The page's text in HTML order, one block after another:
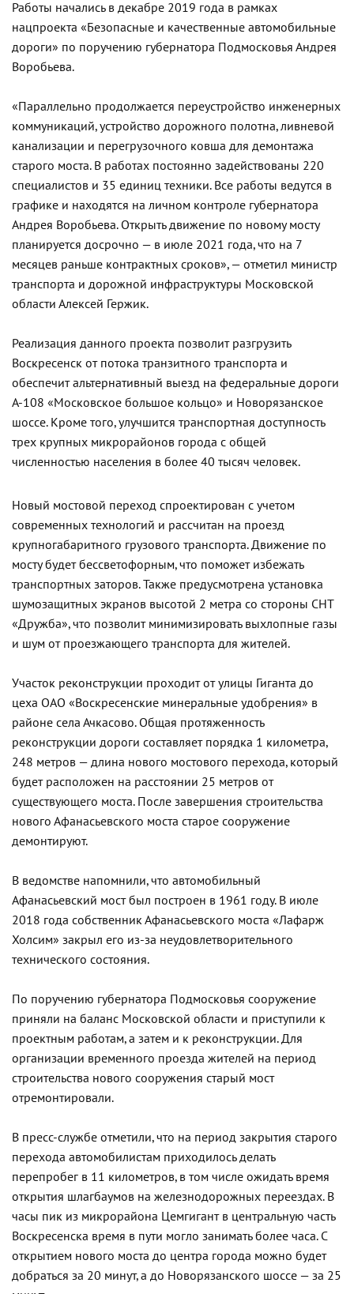
Работы начались в декабре 2019 года в рамках
нацпроекта «Безопасные и качественные автомобильные
дороги» по поручению губернатора Подмосковья Андрея
Воробьева.
«Параллельно продолжается переустройство инженерных
коммуникаций, устройство дорожного полотна, ливневой
канализации и перегрузочного ковша для демонтажа
старого моста. В работах постоянно задействованы 220
специалистов и 35 единиц техники. Все работы ведутся в
графике и находятся на личном контроле губернатора
Андрея Воробьева. Открыть движение по новому мосту
планируется досрочно — в июле 2021 года, что на 7
месяцев раньше контрактных сроков», — отметил министр
транспорта и дорожной инфраструктуры Московской
области Алексей Гержик.
Реализация данного проекта позволит разгрузить
Воскресенск от потока транзитного транспорта и
обеспечит альтернативный выезд на федеральные дороги
А-108 «Московское большое кольцо» и Новорязанское
шоссе. Кроме того, улучшится транспортная доступность
трех крупных микрорайонов города с общей
численностью населения в более 40 тысяч человек.
Новый мостовой переход спроектирован с учетом
современных технологий и рассчитан на проезд
крупногабаритного грузового транспорта. Движение по
мосту будет бессветофорным, что поможет избежать
транспортных заторов. Также предусмотрена установка
шумозащитных экранов высотой 2 метра со стороны СНТ
«Дружба», что позволит минимизировать выхлопные газы
и шум от проезжающего транспорта для жителей.
Участок реконструкции проходит от улицы Гиганта до
цеха ОАО «Воскресенские минеральные удобрения» в
районе села Ачкасово. Общая протяженность
реконструкции дороги составляет порядка 1 километра,
248 метров — длина нового мостового перехода, который
будет расположен на расстоянии 25 метров от
существующего моста. После завершения строительства
нового Афанасьевского моста старое сооружение
демонтируют.
В ведомстве напомнили, что автомобильный
Афанасьевский мост был построен в 1961 году. В июле
2018 года собственник Афанасьевского моста «Лафарж
Холсим» закрыл его из-за неудовлетворительного
технического состояния.
По поручению губернатора Подмосковья сооружение
приняли на баланс Московской области и приступили к
проектным работам, а затем и к реконструкции. Для
организации временного проезда жителей на период
строительства нового сооружения старый мост
отремонтировали.
В пресс-службе отметили, что на период закрытия старого
перехода автомобилистам приходилось делать
перепробег в 11 километров, в том числе ожидать время
открытия шлагбаумов на железнодорожных переездах. В
часы пик из микрорайона Цемгигант в центральную часть
Воскресенска время в пути могло занимать более часа. С
открытием нового моста до центра города можно будет
добраться за 20 минут, а до Новорязанского шоссе — за 25